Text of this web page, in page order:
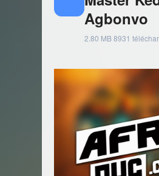
Agbonvo
2.80 MB8931